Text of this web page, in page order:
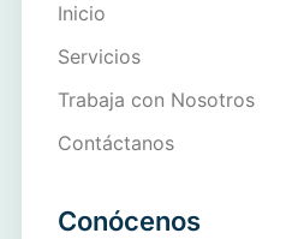
Inicio
Servicios
Trabaja con Nosotros
Contáctanos
Conócenos